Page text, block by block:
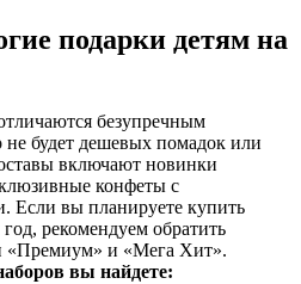
подарки детям на
безупречным
будет дешевых помадок или
включают новинки
конфеты с
Если вы планируете купить
рекомендуем обратить
«Премиум» и «Мега Хит».
вы найдете: